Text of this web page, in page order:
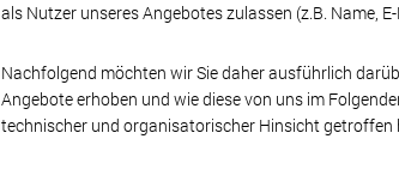
als Nutzer unseres Angebotes zulassen (z.B. Name,
Nachfolgend möchten wir Sie daher ausführlich
Angebote erhoben und wie diese von uns im
technischer und organisatorischer Hinsicht getroffen